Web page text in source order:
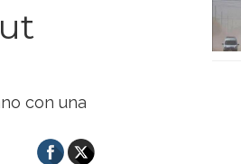
con una